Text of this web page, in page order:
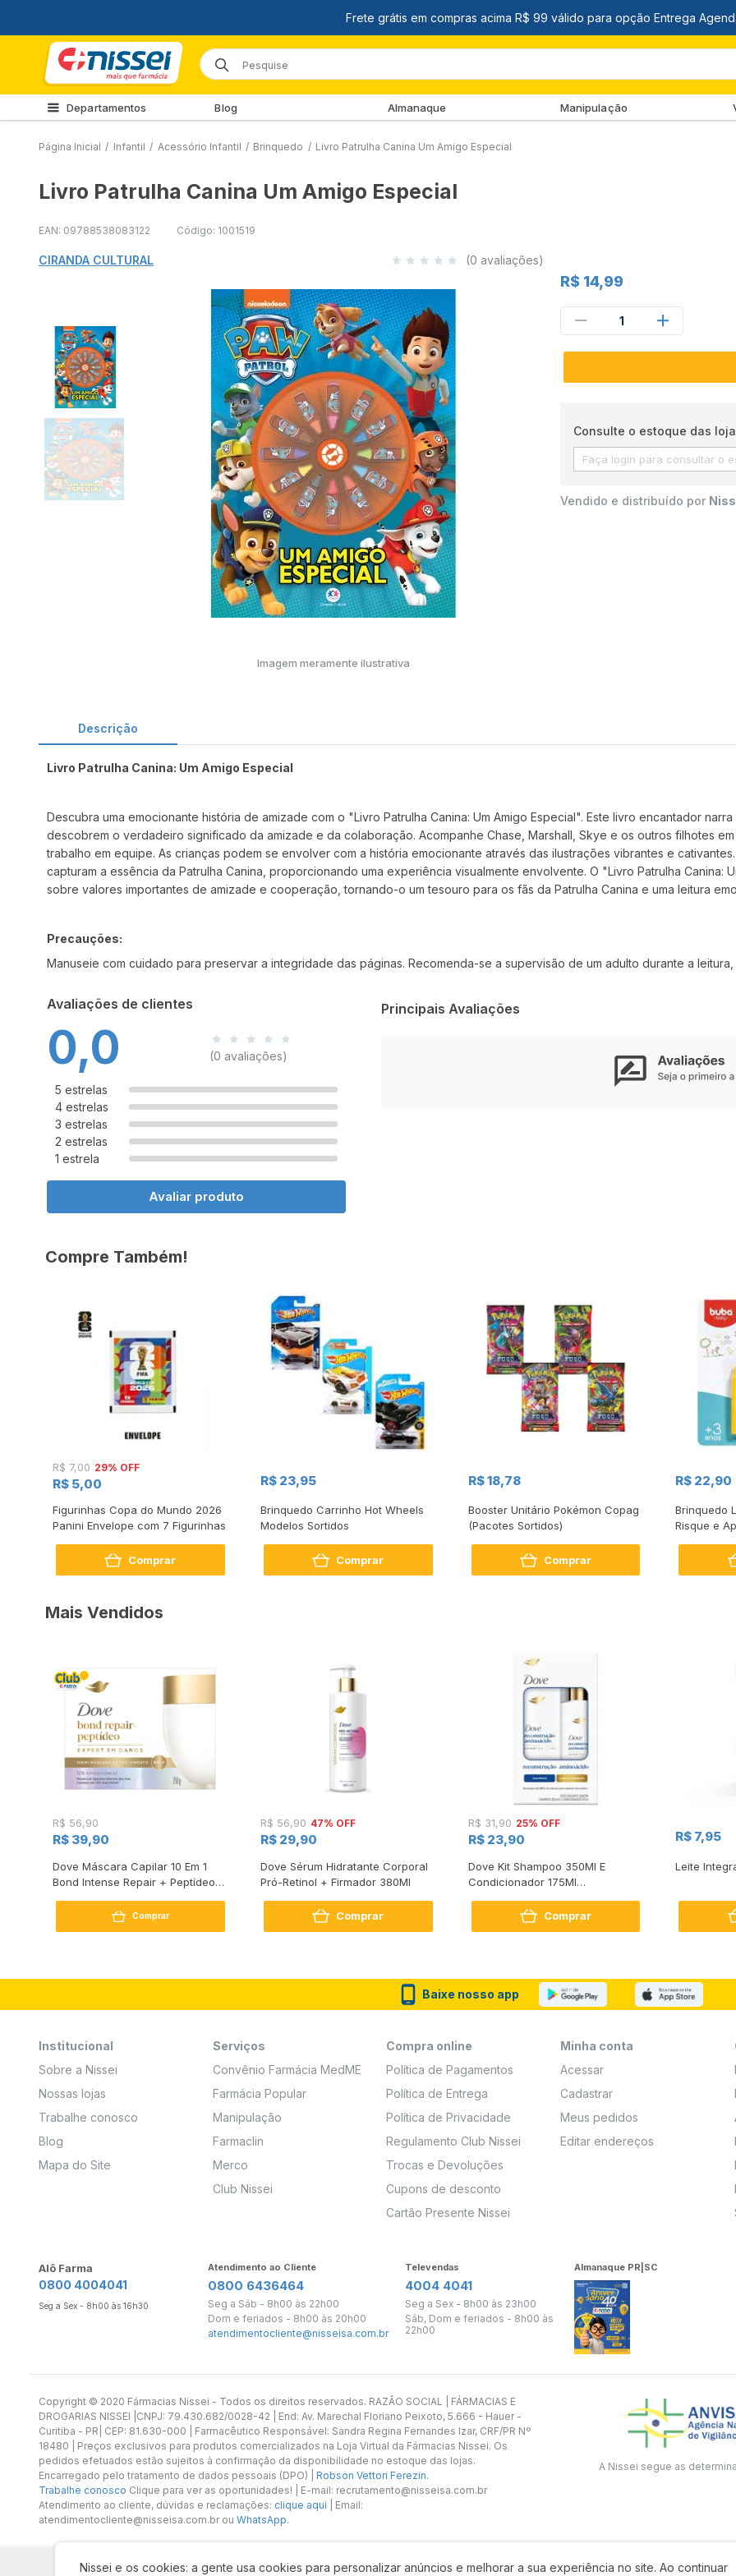
Departamentos Blog Almanaque Manipulação
Página Inicial / Infantil / Acessório Infantil / Brinquedo / Livro Patrulha Canina Um Amigo Especial
Livro Patrulha Canina Um Amigo Especial
EAN: 09788538083122 Código: 1001519
CIRANDA CULTURAL (0 avaliações)
Imagem meramente ilustrativa
R$ 14,99
1
Consulte o estoque das
Vendido e distribuído por
Descrição
Livro Patrulha Canina: Um Amigo Especial
Descubra uma emocionante história de amizade com o "Livro Patrulha Canina: Um Amigo Especial". Este livro encantador
descobrem o verdadeiro significado da amizade e da colaboração. Acompanhe Chase, Marshall, Skye e os outros filhotes
trabalho em equipe. As crianças podem se envolver com a história emocionante através das ilustrações vibrantes e
capturam a essência da Patrulha Canina, proporcionando uma experiência visualmente envolvente. O "Livro Patrulha Canina:
sobre valores importantes de amizade e cooperação, tornando-o um tesouro para os fãs da Patrulha Canina e uma leitura
Precauções:
Manuseie com cuidado para preservar a integridade das páginas. Recomenda-se a supervisão de um adulto durante a
Avaliações de clientes
0,0 (0 avaliações)
5 estrelas
4 estrelas
3 estrelas
2 estrelas
1 estrela
Avaliar produto
Principais Avaliações
Compre Também!
R$ 7,00 29% OFF
R$ 5,00
Figurinhas Copa do Mundo 2026
Panini Envelope com 7 Figurinhas
Comprar
R$ 23,95
Brinquedo Carrinho Hot Wheels
Modelos Sortidos
Comprar
R$ 18,78
Booster Unitário Pokémon Copag
(Pacotes Sortidos)
Comprar
R$ 22,90
Brinquedo
Risque e
Unidades
Mais Vendidos
R$ 56,90
R$ 39,90
Dove Máscara Capilar 10 Em 1
Bond Intense Repair + Peptídeo
Comprar
R$ 56,90 47% OFF
R$ 29,90
Dove Sérum Hidratante Corporal
Pró-Retinol + Firmador 380Ml
Comprar
R$ 31,90 25% OFF
R$ 23,90
Dove Kit Shampoo 350Ml E
Condicionador 175Ml
Comprar
R$ 7,95
Leite
Nissei e os cookies: a gente usa cookies para personalizar anúncios e melhorar a sua experiência no site. Ao continuar
Baixe nosso app
Institucional
Sobre a Nissei
Nossas lojas
Trabalhe conosco
Blog
Mapa do Site
Serviços
Convênio Farmácia MedME
Farmácia Popular
Manipulação
Farmaclin
Merco
Club Nissei
Compra online
Política de Pagamentos
Política de Entrega
Política de Privacidade
Regulamento Club Nissei
Trocas e Devoluções
Cupons de desconto
Cartão Presente Nissei
Minha conta
Acessar
Cadastrar
Meus pedidos
Editar endereços
Alô Farma
0800 4004041
Seg a Sex - 8h00 às 16h30
Atendimento ao Cliente
0800 6436464
Seg a Sáb - 8h00 às 22h00
Dom e feriados - 8h00 às 20h00
atendimentocliente@nisseisa.com.br
Televendas
4004 4041
Seg a Sex - 8h00 às 23h00
Sáb, Dom e feriados - 8h00 às
22h00
Almanaque PR|SC
Copyright ©️ 2020 Fármacias Nissei - Todos os direitos reservados. RAZÃO SOCIAL | FÁRMACIAS E
DROGARIAS NISSEI |CNPJ: 79.430.682/0028-42 | End: Av. Marechal Floriano Peixoto, 5.666 - Hauer -
Curitiba - PR| CEP: 81.630-000 | Farmacêutico Responsável: Sandra Regina Fernandes Izar, CRF/PR Nº
18480 | Preços exclusivos para produtos comercializados na Loja Virtual da Fármacias Nissei. Os
pedidos efetuados estão sujeitos à confirmação da disponibilidade no estoque das lojas.
Encarregado pelo tratamento de dados pessoais (DPO) | Robson Vettori Ferezin.
Trabalhe conosco Clique para ver as oportunidades! | E-mail: recrutamento@nisseisa.com.br
Atendimento ao cliente, dúvidas e reclamações: clique aqui | Email:
atendimentocliente@nisseisa.com.br ou WhatsApp.
A Nissei segue as
Desenvolvido por: